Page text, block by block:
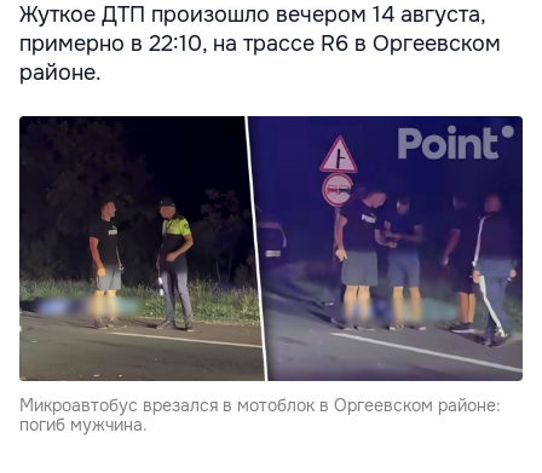
Жуткое ДТП произошло вечером 14 августа,
примерно в 22:10, на трассе R6 в Оргеевском
районе.
Микроавтобус врезался в мотоблок в Оргеевском районе:
погиб мужчина.